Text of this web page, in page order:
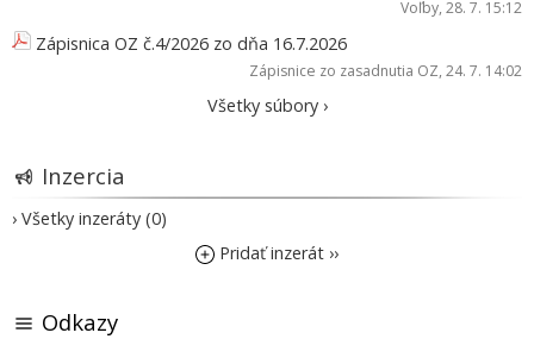
Voľby, 28. 7. 15:12
Zápisnica OZ č.4/2026 zo dňa 16.7.2026
Zápisnice zo zasadnutia OZ, 24. 7. 14:02
Všetky súbory ›
Inzercia
› Všetky inzeráty (0)
Pridať inzerát ››
Odkazy